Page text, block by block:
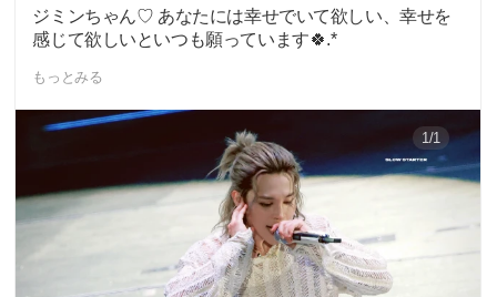
ジミンちゃん♡ あなたには幸せでいて欲しい、幸せを
感じて欲しいといつも願っています🍀.*
もっとみる
1/1